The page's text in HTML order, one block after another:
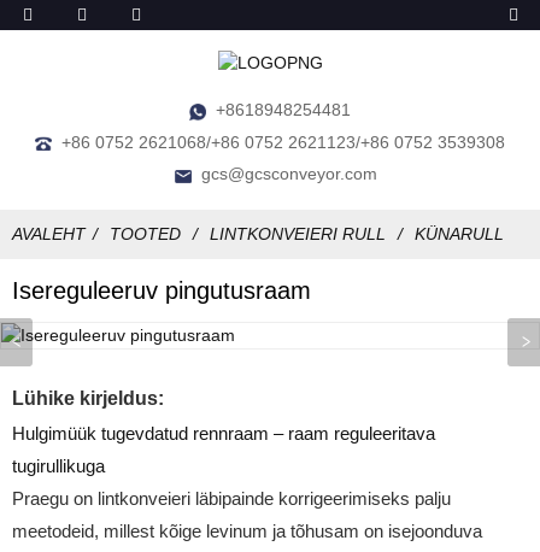
+8618948254481
+86 0752 2621068/+86 0752 2621123/+86 0752 3539308
gcs@gcsconveyor.com
AVALEHT TOOTED LINTKONVEIERI RULL KÜNARULL
Isereguleeruv pingutusraam
Lühike kirjeldus:
Hulgimüük tugevdatud rennraam – raam reguleeritava
tugirullikuga
Praegu on lintkonveieri läbipainde korrigeerimiseks palju
meetodeid, millest kõige levinum ja tõhusam on isejoonduva